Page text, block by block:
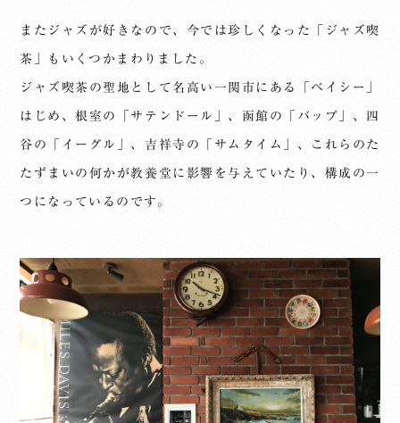
またジャズが好きなので、今では珍しくなった「ジャズ喫
茶」もいくつかまわりました。
ジャズ喫茶の聖地として名高い一関市にある「ベイシー」
はじめ、根室の「サテンドール」、函館の「バップ」、四
谷の「イーグル」、吉祥寺の「サムタイム」、これらのた
たずまいの何かが教養堂に影響を与えていたり、構成の一
つになっているのです。